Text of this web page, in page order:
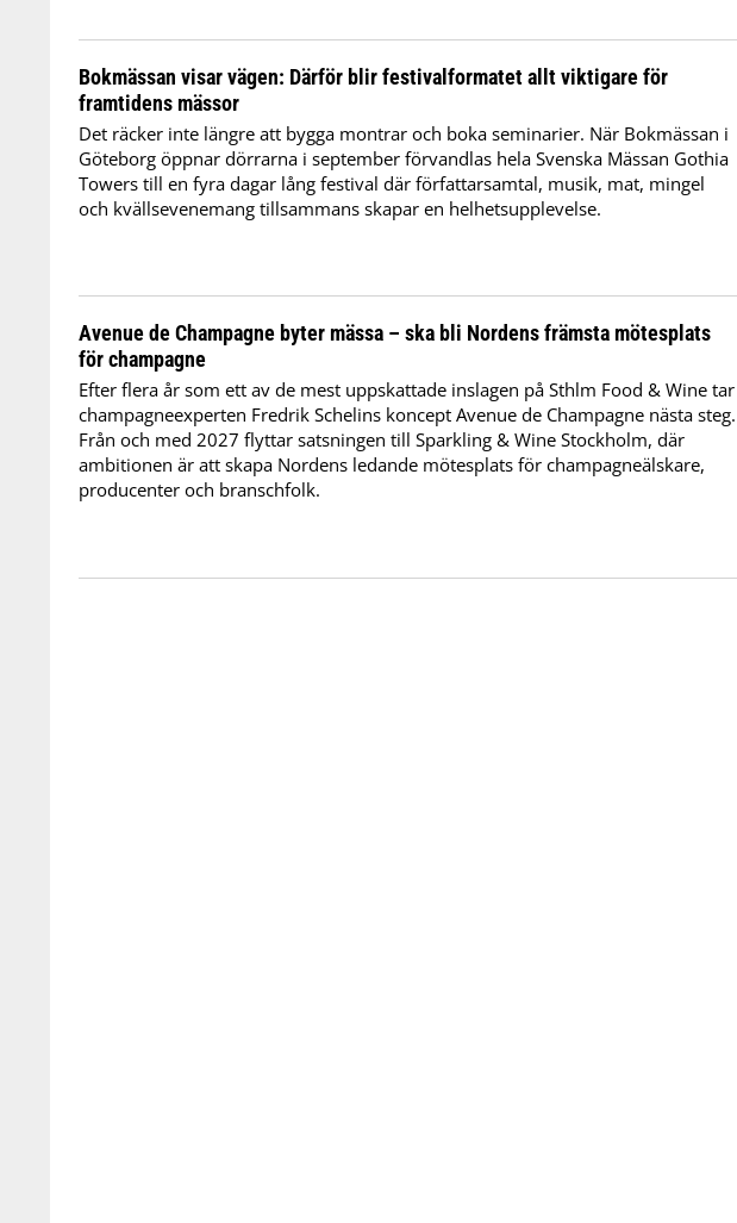
Bokmässan visar vägen: Därför blir festivalformatet allt viktigare för
framtidens mässor
Det räcker inte längre att bygga montrar och boka seminarier. När Bokmässan i
Göteborg öppnar dörrarna i september förvandlas hela Svenska Mässan Gothia
Towers till en fyra dagar lång festival där författarsamtal, musik, mat, mingel
och kvällsevenemang tillsammans skapar en helhetsupplevelse.
Avenue de Champagne byter mässa – ska bli Nordens främsta mötesplats
för champagne
Efter flera år som ett av de mest uppskattade inslagen på Sthlm Food & Wine tar
champagneexperten Fredrik Schelins koncept Avenue de Champagne nästa steg.
Från och med 2027 flyttar satsningen till Sparkling & Wine Stockholm, där
ambitionen är att skapa Nordens ledande mötesplats för champagneälskare,
producenter och branschfolk.